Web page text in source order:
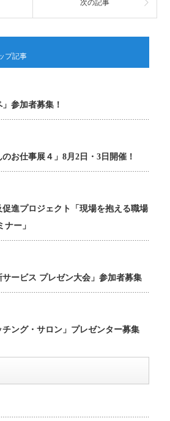
次の記事
参加者募集！
お仕事展４」8月2日・3日開催！
進プロジェクト「現場を抱える職場
ー」
サービス プレゼン大会」参加者募集
ング・サロン」プレゼンター募集